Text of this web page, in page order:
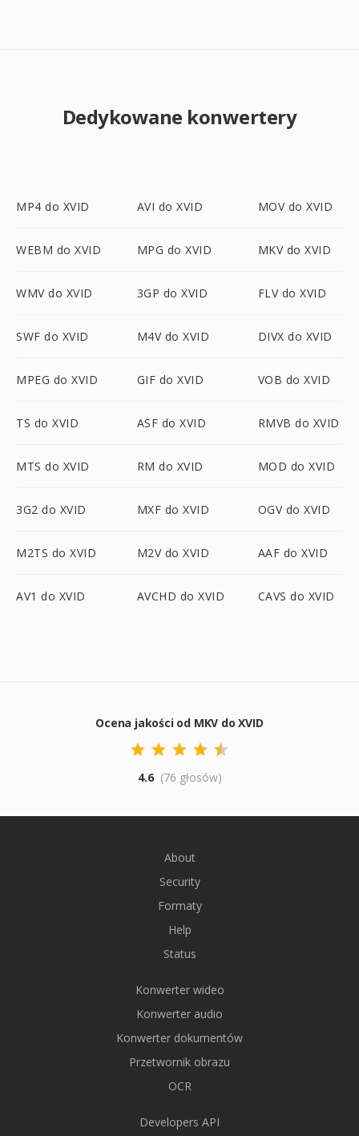
Dedykowane konwertery
MP4 do XVID AVI do XVID MOV do XVID
WEBM do XVID MPG do XVID MKV do XVID
WMV do XVID 3GP do XVID FLV do XVID
SWF do XVID M4V do XVID DIVX do XVID
MPEG do XVID GIF do XVID VOB do XVID
TS do XVID ASF do XVID RMVB do XVID
MTS do XVID RM do XVID MOD do XVID
3G2 do XVID MXF do XVID OGV do XVID
M2TS do XVID M2V do XVID AAF do XVID
AV1 do XVID AVCHD do XVID CAVS do XVID
Ocena jakości od MKV do XVID
4.6 (76 głosów)
About
Security
Formaty
Help
Status
Konwerter wideo
Konwerter audio
Konwerter dokumentów
Przetwornik obrazu
OCR
Developers API